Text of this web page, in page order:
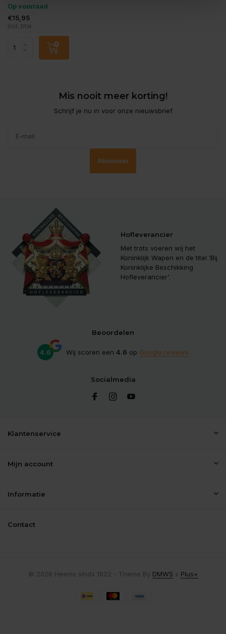
Op voorraad
€15,95
Incl. btw
Mis nooit meer korting!
Schrijf je nu in voor onze nieuwsbrief
Abonneer
Hofleverancier
Met trots voeren wij het
Koninklijk Wapen en de titel ‘Bij
Koninklijke Beschikking
Hofleverancier'.
Beoordelen
4.6 Wij scoren een 4.6 op Google reviews
Socialmedia
Klantenservice
Mijn account
Informatie
Contact
© 2026 Heems sinds 1822 - Theme By DMWS x Plus+